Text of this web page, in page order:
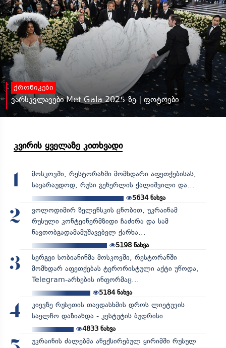
ქრონიკები
ვარსკვლავები Met Gala 2025-ზე | ფოტოები
კვირის ყველაზე კითხვადი
1
მოსკოვში, რესტორანში მომხდარი აფეთქებისას,
სავარაუდოდ, რუსი გენერლის ქალიშვილი და...
5634ნახვა
2
ვოლოდიმირ ზელენსკის ცნობით, უკრაინამ
რუსული კონტეინერმზიდი ჩაძირა და სამ
ნავთობგადამამუშავებელ ქარხა...
5198ნახვა
3
სერგეი სობიანინმა მოსკოვში, რესტორანში
მომხდარ აფეთქებას ტერორისტული აქტი უწოდა,
Telegram-არხების ინფორმაც...
5184ნახვა
4
კიევზე რუსეთის თავდასხმის დროს ლიეტუვის
საელჩო დაზიანდა - კესტუტის ბუდრისი
4833ნახვა
უკრაინის ძალებმა ანექსირებულ ყირიმში რუსულ